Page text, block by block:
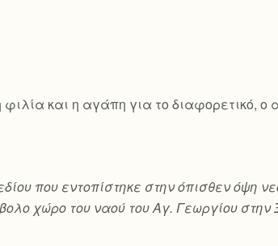
φιλία και η αγάπη για το διαφορετικό,
που εντοπίστηκε στην όπισθεν όψη
χώρο του ναού του Αγ. Γεωργίου στην